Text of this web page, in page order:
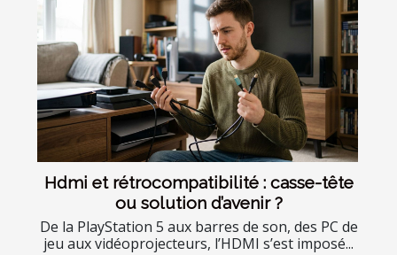
Hdmi et rétrocompatibilité : casse-tête
ou solution d’avenir ?
De la PlayStation 5 aux barres de son, des PC de
jeu aux vidéoprojecteurs, l’HDMI s’est imposé...